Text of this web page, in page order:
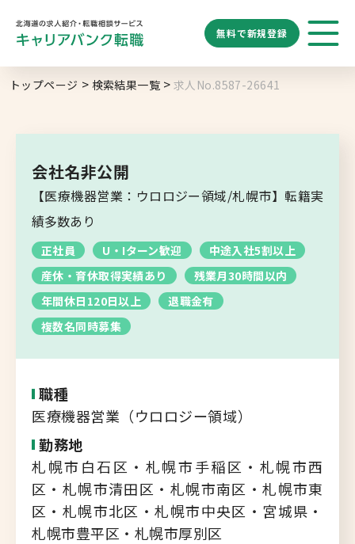
無料で新規登録
求人を探す ブックマーク
求人閲覧履歴 新着求人一覧
転職支援サービス
新規登録
よくあるご質問
勤務地 業種 職種
札幌市
道央エリア
空知エリア
道東エリア
釧路・根室エリア
オホーツクエリア
道北・旭川エリア
稚内・留萌エリア
道南エリア
フルリモート
北海道以外
トップページ 検索結果一覧 求人No.8587-26641
会社名非公開
【医療機器営業：ウロロジー領域/札幌市】転籍実
績多数あり
正社員 U・Iターン歓迎
中途入社5割以上
産休・育休取得実績あり
残業月30時間以内
年間休日120日以上
退職金有
複数名同時募集
職種
医療機器営業（ウロロジー領域）
勤務地
札幌市白石区・札幌市手稲区・札幌市西
区・札幌市清田区・札幌市南区・札幌市東
区・札幌市北区・札幌市中央区・宮城県・
札幌市豊平区・札幌市厚別区